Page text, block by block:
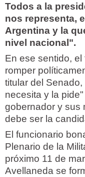
Todos a la
nos representa,
Argentina y la
nivel nacional".
En ese sentido,
romper
titular del
necesita y la
gobernador y sus
debe ser la
El funcionario
Plenario de la
próximo 11 de
Avellaneda se